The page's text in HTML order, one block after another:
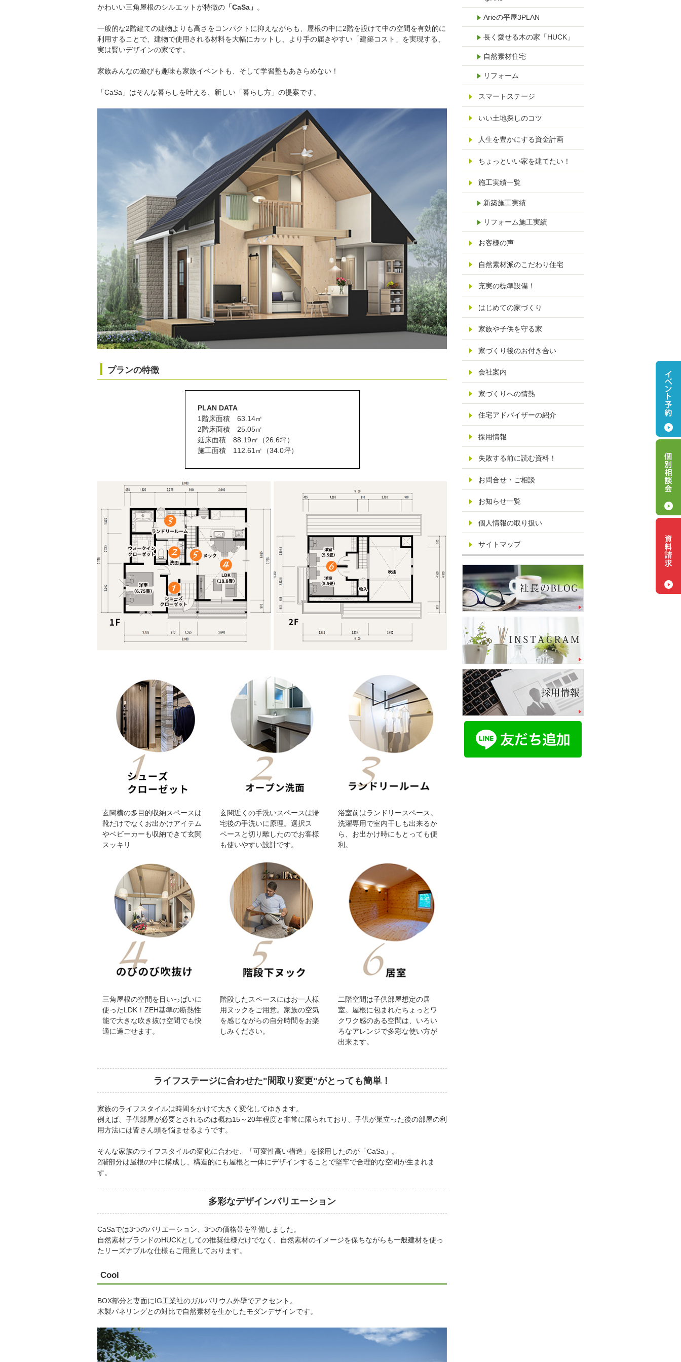
かわいい三角屋根のシルエットが特徴の 「CaSa」 。
一般的な2階建ての建物よりも高さをコンパクトに抑えながらも、屋根の中に2階を設けて中の空間を有効的に
利用することで、建物で使用される材料を大幅にカットし、より手の届きやすい「建築コスト」を実現する、
実は賢いデザインの家です。
家族みんなの遊びも趣味も家族イベントも、そして学習塾もあきらめない！
「CaSa」はそんな暮らしを叶える、新しい「暮らし方」の提案です。
プランの特徴
PLAN DATA
1階床面積 63.14㎡
2階床面積 25.05㎡
延床面積 88.19㎡（26.6坪）
施工面積 112.61㎡（34.0坪）
玄関横の多目的収納スペースは
靴だけでなくお出かけアイテム
やベビーカーも収納できて玄関
スッキリ
玄関近くの手洗いスペースは帰
宅後の手洗いに原理。選択ス
ペースと切り離したのでお客様
も使いやすい設計です。
浴室前はランドリースペース。
洗濯専用で室内干しも出来るか
ら、お出かけ時にもとっても便
利。
三角屋根の空間を目いっぱいに
使ったLDK！ZEH基準の断熱性
能で大きな吹き抜け空間でも快
適に過ごせます。
階段したスペースにはお一人様
用ヌックをご用意。家族の空気
を感じながらの自分時間をお楽
しみください。
二階空間は子供部屋想定の居
室。屋根に包まれたちょっとワ
クワク感のある空間は、いろい
ろなアレンジで多彩な使い方が
出来ます。
ライフステージに合わせた"間取り変更"がとっても簡単！
家族のライフスタイルは時間をかけて大きく変化してゆきます。
例えば、子供部屋が必要とされるのは概ね15～20年程度と非常に限られており、子供が巣立った後の部屋の利
用方法には皆さん頭を悩ませるようです。
そんな家族のライフスタイルの変化に合わせ、「可変性高い構造」を採用したのが「CaSa」。
2階部分は屋根の中に構成し、構造的にも屋根と一体にデザインすることで堅牢で合理的な空間が生まれま
す。
多彩なデザインバリエーション
CaSaでは3つのバリエーション、3つの価格帯を準備しました。
自然素材ブランドのHUCKとしての推奨仕様だけでなく、自然素材のイメージを保ちながらも一般建材を使っ
たリーズナブルな仕様もご用意しております。
Cool
BOX部分と妻面にIG工業社のガルバリウム外壁でアクセント。
木製パネリングとの対比で自然素材を生かしたモダンデザインです。
Arieの平屋3PLAN
長く愛せる木の家「HUCK」
自然素材住宅
リフォーム
スマートステージ
いい土地探しのコツ
人生を豊かにする資金計画
ちょっといい家を建てたい！
施工実績一覧
新築施工実績
リフォーム施工実績
お客様の声
自然素材派のこだわり住宅
充実の標準設備！
はじめての家づくり
家族や子供を守る家
家づくり後のお付き合い
会社案内
家づくりへの情熱
住宅アドバイザーの紹介
採用情報
失敗する前に読む資料！
お問合せ・ご相談
お知らせ一覧
個人情報の取り扱い
サイトマップ